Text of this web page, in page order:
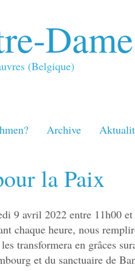
Dame
(Belgique)
Archive
la Paix
9 avril 2022 entre 11h00
chaque heure, nous
transformera en grâces
et du sanctuaire de